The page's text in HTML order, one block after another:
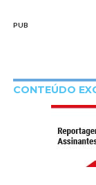
PUB
CONTEÚDO